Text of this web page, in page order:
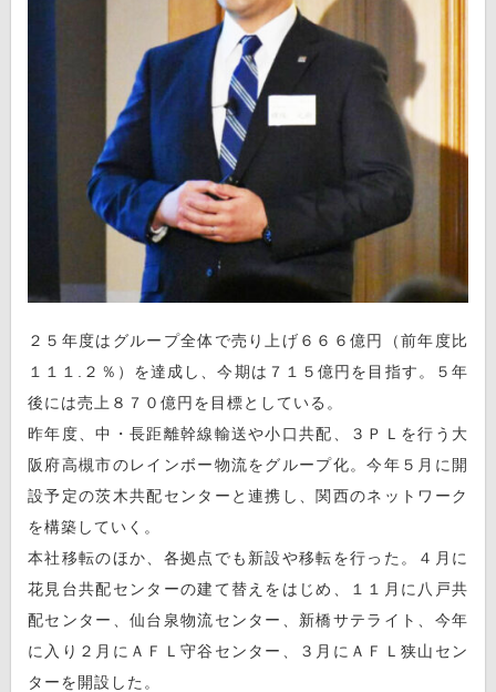
２５年度はグループ全体で売り上げ６６６億円（前年度比
１１１.２％）を達成し、今期は７１５億円を目指す。５年
後には売上８７０億円を目標としている。
昨年度、中・長距離幹線輸送や小口共配、３ＰＬを行う大
阪府高槻市のレインボー物流をグループ化。今年５月に開
設予定の茨木共配センターと連携し、関西のネットワーク
を構築していく。
本社移転のほか、各拠点でも新設や移転を行った。４月に
花見台共配センターの建て替えをはじめ、１１月に八戸共
配センター、仙台泉物流センター、新橋サテライト、今年
に入り２月にＡＦＬ守谷センター、３月にＡＦＬ狭山セン
ターを開設した。